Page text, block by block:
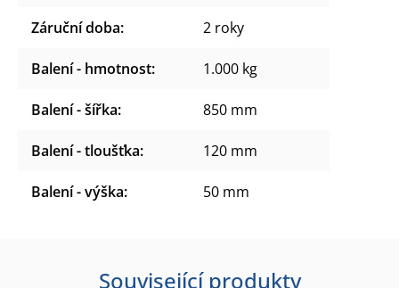
Záruční doba: 2 roky
Balení - hmotnost: 1.000 kg
Balení - šířka: 850 mm
Balení - tloušťka: 120 mm
Balení - výška: 50 mm
Související produkty